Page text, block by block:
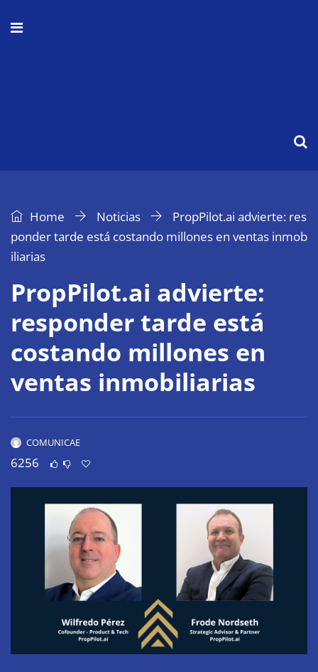
Home Noticias
PropPilot.ai advierte: res
ponder tarde está costando millones en ventas inmob
iliarias
PropPilot.ai advierte:
responder tarde está
costando millones en
ventas inmobiliarias
COMUNICAE
6256